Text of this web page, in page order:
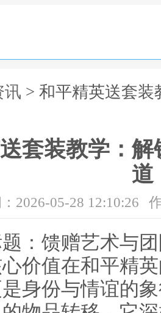
讯 > 和平精英送套
套装教学：
道
2026-05-28 12:10:26
：馈赠艺术与
价值在和平精
身份与情谊的